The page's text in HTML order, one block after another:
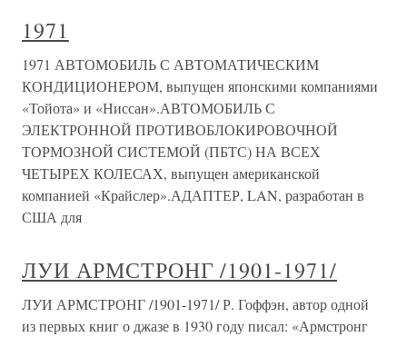
1971
1971 АВТОМОБИЛЬ С АВТОМАТИЧЕСКИМ
КОНДИЦИОНЕРОМ, выпущен японскими компаниями
«Тойота» и «Ниссан».АВТОМОБИЛЬ С
ЭЛЕКТРОННОЙ ПРОТИВОБЛОКИРОВОЧНОЙ
ТОРМОЗНОЙ СИСТЕМОЙ (ПБТС) НА ВСЕХ
ЧЕТЫРЕХ КОЛЕСАХ, выпущен американской
компанией «Крайслер».АДАПТЕР, LAN, разработан в
США для
ЛУИ АРМСТРОНГ /1901-1971/
ЛУИ АРМСТРОНГ /1901-1971/ Р. Гоффэн, автор одной
из первых книг о джазе в 1930 году писал: «Армстронг